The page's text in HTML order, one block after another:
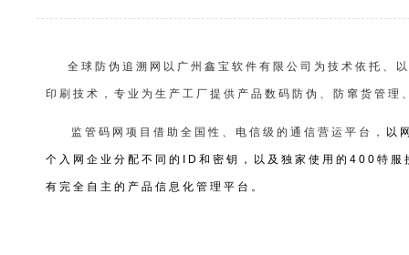
全球防伪追溯网以广州鑫宝软件有限公司为技术依托、
印刷技术，专业为生产工厂提供产品数码防伪、防窜货管
监管码网项目借助全国性、电信级的通信营运平台， 以
个入网企业分配不同的ID和密钥，以及独家使用的400特
有完全自主的产品信息化管理平台。